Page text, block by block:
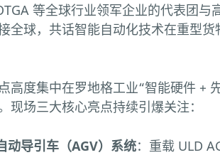
等全球行业领军企业的代表团与
全球，共话智能自动化技术在重型货
高度集中在罗地格工业“智能硬件 +
现场三大核心亮点持续引爆关注：
动导引车（AGV）系统：重载 ULD